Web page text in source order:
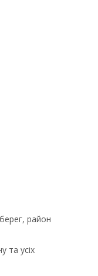
район
та усіх